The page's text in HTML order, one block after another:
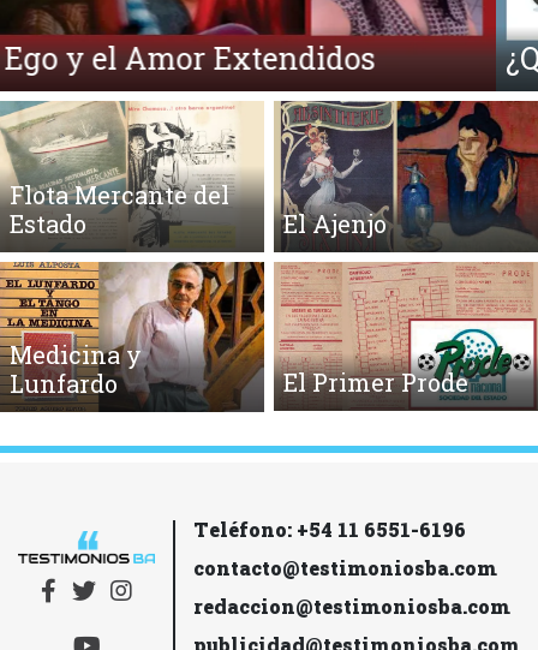
¿Qué es la Ecpatía?
Flota Mercante del
Estado
El Ajenjo
Medicina y
Lunfardo
El Primer Prode
Teléfono: +54 11 6551-6196
contacto@testimoniosba.com
redaccion@testimoniosba.com